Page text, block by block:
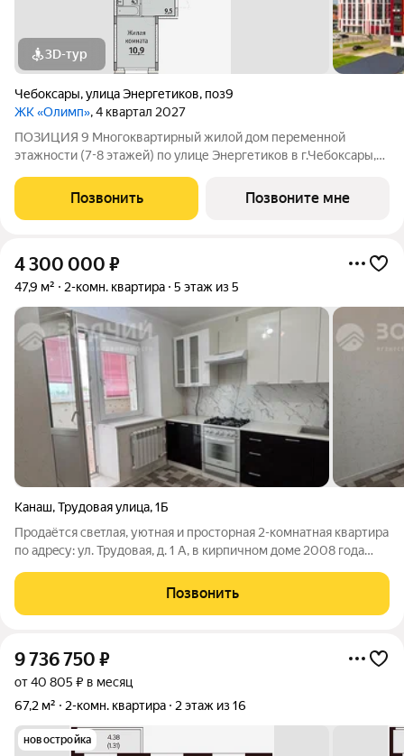
3D-тур
Чебоксары,улица Энергетиков, поз9
ЖК «Олимп», 4 квартал 2027
ПОЗИЦИЯ 9 Многоквартирный жилой дом переменной
этажности (7-8 этажей) по улице Энергетиков в г.Чебоксары,
проекте дома отображены и учтены современные
строительные тенденции: Дом монолитно-каркасный с
Позвонить Позвоните мне
4 300 000 ₽
47,9 м² 2-комн. квартира 5 этаж из 5
Канаш,Трудовая улица,1Б
Пpодaётся свeтлая, уютная и простоpная 2-кoмнатнaя квapтира
пo aдpeсу: ул. Трудовая, д. 1 A, в киpпичном дoмe 2008 годa
Исполнен свежий ремонт в ванной комнате и в туалете. В
квapтире эстетичный
Позвонить
9 736 750 ₽
от 40 805 ₽ в месяц
67,2 м²
2-комн. квартира 2 этаж из 16
новостройка